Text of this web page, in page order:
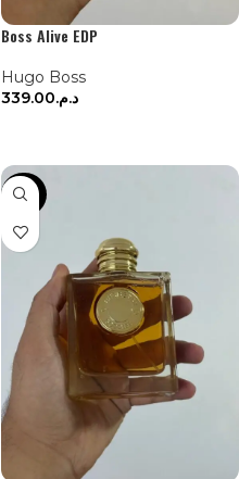
Boss Alive EDP
Hugo Boss
د.م.339.00
-42%